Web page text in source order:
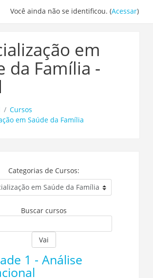
Você ainda não se identificou. (Acessar)
em
da Família -
Cursos
em Saúde da Família
Categorias de Cursos:
Buscar cursos
Vai
1 - Análise